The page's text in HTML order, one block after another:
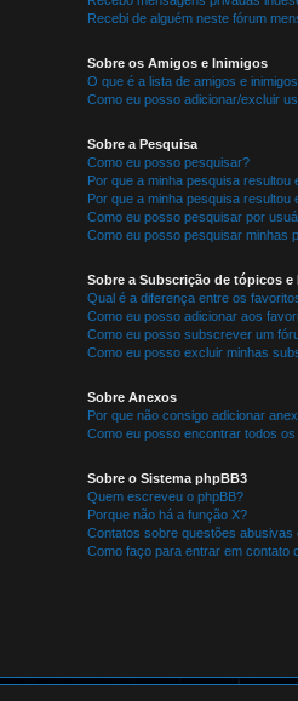
Recebi de alguém neste fórum
Sobre os Amigos e Inimigos
O que é a lista de amigos e
Como eu posso adicionar/excluir
Sobre a Pesquisa
Como eu posso pesquisar?
Por que a minha pesquisa resultou
Por que a minha pesquisa resultou
Como eu posso pesquisar por
Como eu posso pesquisar minhas
Sobre a Subscrição de tópicos e
Qual é a diferença entre os
Como eu posso adicionar aos
Como eu posso subscrever um
Como eu posso excluir minhas
Sobre Anexos
Por que não consigo adicionar
Como eu posso encontrar todos
Sobre o Sistema phpBB3
Quem escreveu o phpBB?
Porque não há a função X?
Contatos sobre questões abusivas
Como faço para entrar em contato